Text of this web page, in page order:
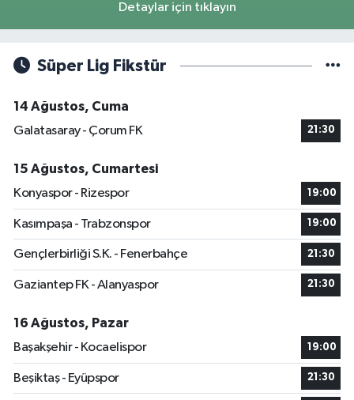
Detaylar için tıklayın
Süper Lig Fikstür
14 Ağustos, Cuma
Galatasaray - Çorum FK
21:30
15 Ağustos, Cumartesi
Konyaspor - Rizespor
19:00
Kasımpaşa - Trabzonspor 19:00
Gençlerbirliği S.K. - Fenerbahçe 21:30
Gaziantep FK - Alanyaspor 21:30
16 Ağustos, Pazar
Başakşehir - Kocaelispor
19:00
Beşiktaş - Eyüpspor 21:30